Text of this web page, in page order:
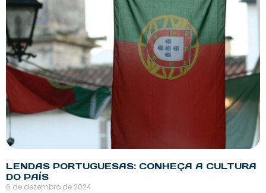
LENDAS PORTUGUESAS: CONHEÇA A CULTURA
DO PAÍS
6 de dezembro de 2024